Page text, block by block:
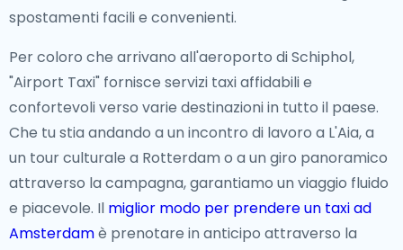
spostamenti facili e convenienti.
Per coloro che arrivano all'aeroporto di Schiphol,
"Airport Taxi" fornisce servizi taxi affidabili e
confortevoli verso varie destinazioni in tutto il paese.
Che tu stia andando a un incontro di lavoro a L'Aia, a
un tour culturale a Rotterdam o a un giro panoramico
attraverso la campagna, garantiamo un viaggio fluido
e piacevole. Il miglior modo per prendere un taxi ad
Amsterdamè prenotare in anticipo attraverso la